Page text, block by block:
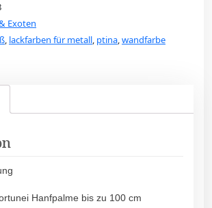
Exoten
, lackfarben für metall, ptina,wandfarbe
Hanfpalme bis zu 100 cm